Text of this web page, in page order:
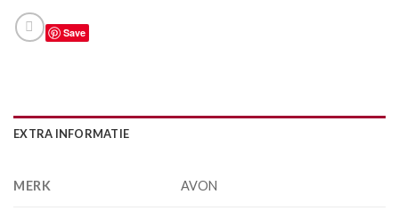
Save
EXTRA INFORMATIE
MERK AVON